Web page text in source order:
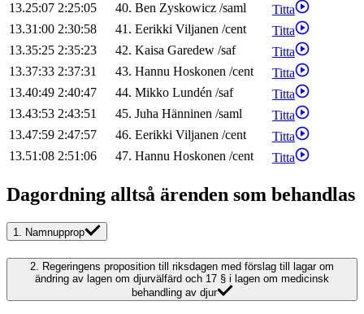
13.25:07 2:25:05 40. Ben Zyskowicz /saml
Titta
13.31:00 2:30:58 41. Eerikki Viljanen /cent
Titta
13.35:25 2:35:23 42. Kaisa Garedew /saf
Titta
13.37:33 2:37:31 43. Hannu Hoskonen /cent
Titta
13.40:49 2:40:47 44. Mikko Lundén /saf
Titta
13.43:53 2:43:51 45. Juha Hänninen /saml
Titta
13.47:59 2:47:57 46. Eerikki Viljanen /cent
Titta
13.51:08 2:51:06 47. Hannu Hoskonen /cent Titta
Dagordning alltså ärenden som behandlas
1. Namnupprop
2. Regeringens proposition till riksdagen med förslag till lagar om
ändring av lagen om djurvälfärd och 17 § i lagen om medicinsk
behandling av djur